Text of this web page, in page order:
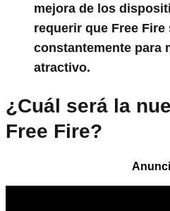
mejora de los
requerir que Free
constantemente para
atractivo.
¿Cuál será la
Free Fire?